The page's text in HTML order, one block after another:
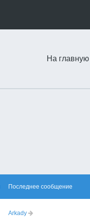
На главную
Последнее сообщение
Arkady